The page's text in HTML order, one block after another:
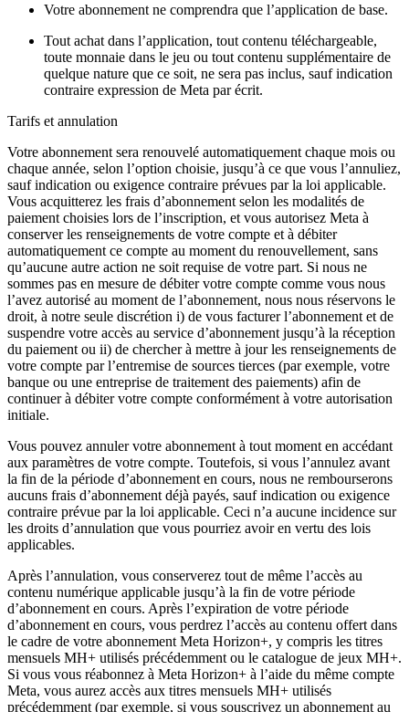
Votre abonnement ne comprendra que l’application de base.
Tout achat dans l’application, tout contenu téléchargeable,
toute monnaie dans le jeu ou tout contenu supplémentaire de
quelque nature que ce soit, ne sera pas inclus, sauf indication
contraire expression de Meta par écrit.
Tarifs et annulation
Votre abonnement sera renouvelé automatiquement chaque mois ou
chaque année, selon l’option choisie, jusqu’à ce que vous l’annuliez,
sauf indication ou exigence contraire prévues par la loi applicable.
Vous acquitterez les frais d’abonnement selon les modalités de
paiement choisies lors de l’inscription, et vous autorisez Meta à
conserver les renseignements de votre compte et à débiter
automatiquement ce compte au moment du renouvellement, sans
qu’aucune autre action ne soit requise de votre part. Si nous ne
sommes pas en mesure de débiter votre compte comme vous nous
l’avez autorisé au moment de l’abonnement, nous nous réservons le
droit, à notre seule discrétion i) de vous facturer l’abonnement et de
suspendre votre accès au service d’abonnement jusqu’à la réception
du paiement ou ii) de chercher à mettre à jour les renseignements de
votre compte par l’entremise de sources tierces (par exemple, votre
banque ou une entreprise de traitement des paiements) afin de
continuer à débiter votre compte conformément à votre autorisation
initiale.
Vous pouvez annuler votre abonnement à tout moment en accédant
aux paramètres de votre compte. Toutefois, si vous l’annulez avant
la fin de la période d’abonnement en cours, nous ne rembourserons
aucuns frais d’abonnement déjà payés, sauf indication ou exigence
contraire prévue par la loi applicable. Ceci n’a aucune incidence sur
les droits d’annulation que vous pourriez avoir en vertu des lois
applicables.
Après l’annulation, vous conserverez tout de même l’accès au
contenu numérique applicable jusqu’à la fin de votre période
d’abonnement en cours. Après l’expiration de votre période
d’abonnement en cours, vous perdrez l’accès au contenu offert dans
le cadre de votre abonnement Meta Horizon+, y compris les titres
mensuels MH+ utilisés précédemment ou le catalogue de jeux MH+.
Si vous vous réabonnez à Meta Horizon+ à l’aide du même compte
Meta, vous aurez accès aux titres mensuels MH+ utilisés
précédemment (par exemple, si vous souscrivez un abonnement au